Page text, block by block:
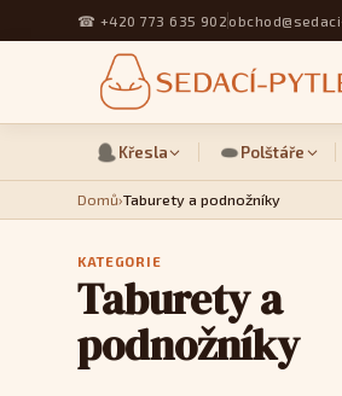
☎ +420 773 635 902
Křesla Polštáře
Domů›Taburety a podnožníky
KATEGORIE
Taburety a
podnožníky